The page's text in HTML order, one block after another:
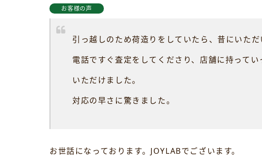
お客様の声
引っ越しのため荷造りをしていたら、昔にいただ
電話ですぐ査定をしてくださり、店舗に持って
いただけました。
対応の早さに驚きました。
お世話になっております。JOYLABでございます。